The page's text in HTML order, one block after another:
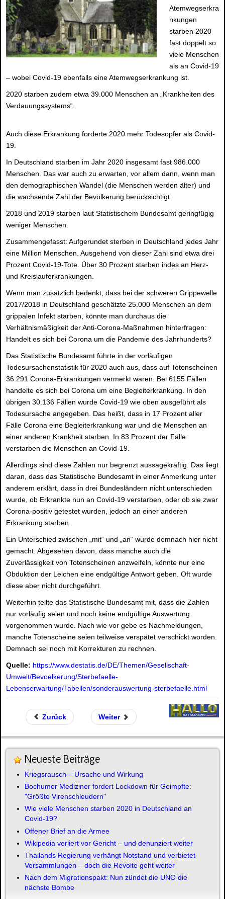
Atemwegserkra
nkungen
starben 2020
fast doppelt so
viele Menschen
als an Covid-19
– wobei Covid-19 ebenfalls eine Atemwegserkrankung ist.
2020 starben zudem etwa 39.000 Menschen an „Krankheiten des
Verdauungssystems“.
Auch diese Erkrankung forderte 2020 mehr Todesopfer als Covid-
19.
In Deutschland starben im Jahr 2020 insgesamt fast 986.000
Menschen. Das war auch zu erwarten, vor allem dann, wenn man
den demographischen Wandel (die Menschen werden älter) und
die wachsende Zahl der Bevölkerung berücksichtigt.
2018 und 2019 starben laut Statistischem Bundesamt geringfügig
weniger Menschen.
Zusammengefasst: Aufgerundet sterben in Deutschland jedes Jahr
eine Million Menschen. Ausgehend von dieser Zahl sind etwa drei
Prozent Covid-19-Tote. Über 30 Prozent starben indes an Herz-
und Kreislauferkrankungen.
Wenn man zusätzlich bedenkt, dass bei der schweren Grippewelle
2017/2018 in Deutschland geschätzte 25.000 Menschen an dem
grippalen Infekt starben, könnte man durchaus die
Verhältnismäßigkeit der Anti-Corona-Maßnahmen hinterfragen:
Handelt es sich bei Corona um die Pandemie des Jahrhunderts?
Das Statistische Bundesamt führte in der vorläufigen
Todesursachenstatistik für 2020 auch aus, dass auf Totenscheinen
36.291 Corona-Erkrankungen vermerkt waren. Bei 6155 Fällen
handelte es sich bei Corona um eine Begleiterkrankung. In den
übrigen 30.136 Fällen wurde Covid-19 wie oben ausgeführt als
Todesursache angegeben. Das heißt, dass in 17 Prozent aller
Fälle Corona eine Begleiterkrankung war und die Menschen an
einer anderen Krankheit starben. In 83 Prozent der Fälle
verstarben die Menschen an Covid-19.
Allerdings sind diese Zahlen nur begrenzt aussagekräftig. Das liegt
daran, dass das Statistische Bundesamt in einer Anmerkung unter
anderem erklärt, dass in drei Bundesländern nicht unterschieden
wurde, ob Erkrankte nun an Covid-19 verstarben, oder ob sie zwar
Corona-positiv getestet wurden, jedoch an einer anderen
Erkrankung starben.
Ein Unterschied zwischen „mit“ und „an“ wurde demnach hier nicht
gemacht. Abgesehen davon, dass manche auch die
Zuverlässigkeit von Totenscheinen anzweifeln, könnte nur eine
Obduktion der Leichen eine endgültige Antwort geben. Oft wurde
diese aber nicht durchgeführt.
Weiterhin teilte das Statistische Bundesamt mit, dass die Zahlen
nur vorläufig seien und noch keine endgültige Auswertung
vorgenommen wurde. Nach wie vor gebe es Nachmeldungen,
manche Totenscheine seien teilweise verspätet verschickt worden.
Demnach sei noch mit Korrekturen zu rechnen.
Quelle: https://www.destatis.de/DE/Themen/Gesellschaft-
Umwelt/Bevoelkerung/Sterbefaelle-
Lebenserwartung/Tabellen/sonderauswertung-sterbefaelle.html
Zurück Weiter
Neueste Beiträge
Kriegsrausch – Ursache und Wirkung
Bochumer Mediziner fordert Lockdown für Geimpfte:
"Größte Virenschleudern"
Wie viele Menschen starben 2020 in Deutschland an
Covid-19?
Offener Brief an die Armee
Wikipedia verliert vor Gericht – und denunziert weiter
Thailands Regierung verhängt Notstand und verbietet
Versammlungen – doch die Revolte geht weiter
Nach dem Migrationspakt: Nun zündet die UNO die
nächste Bombe